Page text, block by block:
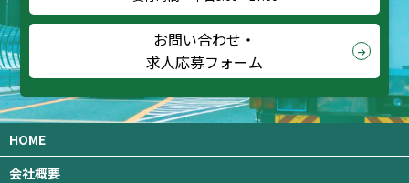
お問い合わせ・
求人応募フォーム
arrow_forward
HOME
会社概要